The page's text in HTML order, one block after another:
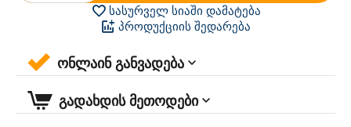
სასურველ სიაში დამატება
პროდუქციის შედარება
ონლაინ განვადება
გადახდის მეთოდები